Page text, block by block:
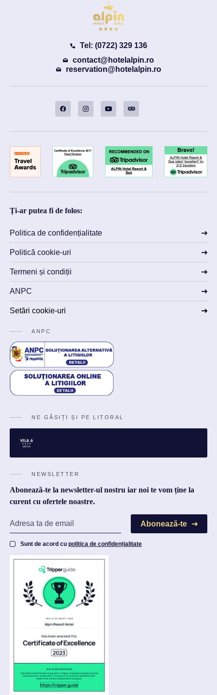
Tel: (0722) 329 136
contact@hotelalpin.ro
reservation@hotelalpin.ro
Ți-ar putea fi de folos:
Politica de confidențialitate
Politică cookie-uri
Termeni și condiții
ANPC
Setări cookie-uri
ANPC
NE GĂSIȚI ȘI PE LITORAL
NEWSLETTER
Abonează-te la newsletter-ul nostru iar noi te vom ține la
curent cu ofertele noastre.
Abonează-te
Sunt de acord cu politica de confidențialitate